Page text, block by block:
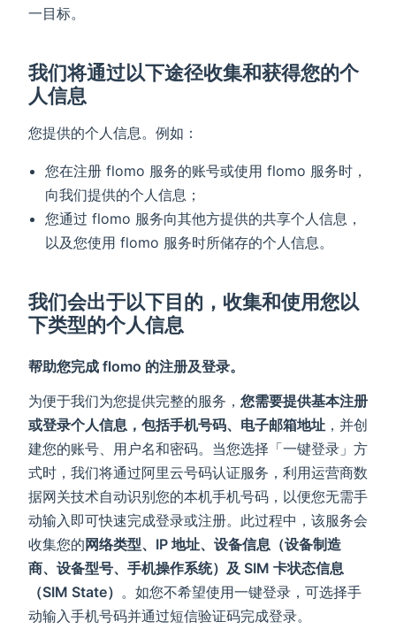
一目标。
我们将通过以下途径收集和获得您的个
人信息
您提供的个人信息。例如：
您在注册 flomo 服务的账号或使用 flomo 服务时，
向我们提供的个人信息；
您通过 flomo 服务向其他方提供的共享个人信息，
以及您使用 flomo 服务时所储存的个人信息。
我们会出于以下目的，收集和使用您以
下类型的个人信息
帮助您完成 flomo 的注册及登录。
为便于我们为您提供完整的服务， 您需要提供基本注册
或登录个人信息，包括手机号码、电子邮箱地址 ，并创
建您的账号、用户名和密码。当您选择「一键登录」方
式时，我们将通过阿里云号码认证服务，利用运营商数
据网关技术自动识别您的本机手机号码，以便您无需手
动输入即可快速完成登录或注册。此过程中，该服务会
收集您的 网络类型、IP 地址、设备信息（设备制造
商、设备型号、手机操作系统）及 SIM 卡状态信息
（SIM State） 。如您不希望使用一键登录，可选择手
动输入手机号码并通过短信验证码完成登录。